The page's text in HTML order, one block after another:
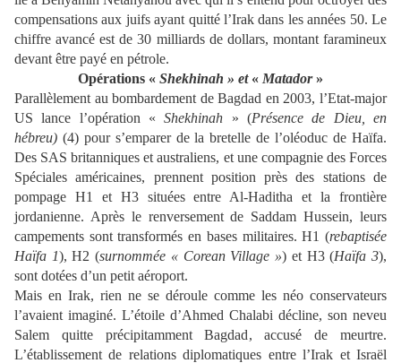
compensations aux juifs ayant quitté l’Irak dans les années 50. Le
chiffre avancé est de 30 milliards de dollars, montant faramineux
devant être payé en pétrole.
Opérations « Shekhinah » et« Matador»
Parallèlement au bombardement de Bagdad en 2003, l’Etat-major
US lance l’opération « Shekhinah » (Présence de Dieu, en
hébreu) (4) pour s’emparer de la bretelle de l’oléoduc de Haïfa.
Des SAS britanniques et australiens, et une compagnie des Forces
Spéciales américaines, prennent position près des stations de
pompage H1 et H3 situées entre Al-Haditha et la frontière
jordanienne. Après le renversement de Saddam Hussein, leurs
campements sont transformés en bases militaires. H1 (rebaptisée
Haïfa 1), H2 (surnommée « Corean Village ») et H3 (Haïfa 3),
sont dotées d’un petit aéroport.
Mais en Irak, rien ne se déroule comme les néo conservateurs
l’avaient imaginé. L’étoile d’Ahmed Chalabi décline, son neveu
Salem quitte précipitamment Bagdad, accusé de meurtre.
L’établissement de relations diplomatiques entre l’Irak et Israël